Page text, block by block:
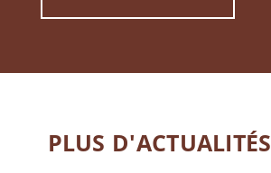
PLUS D'ACTUALITÉS